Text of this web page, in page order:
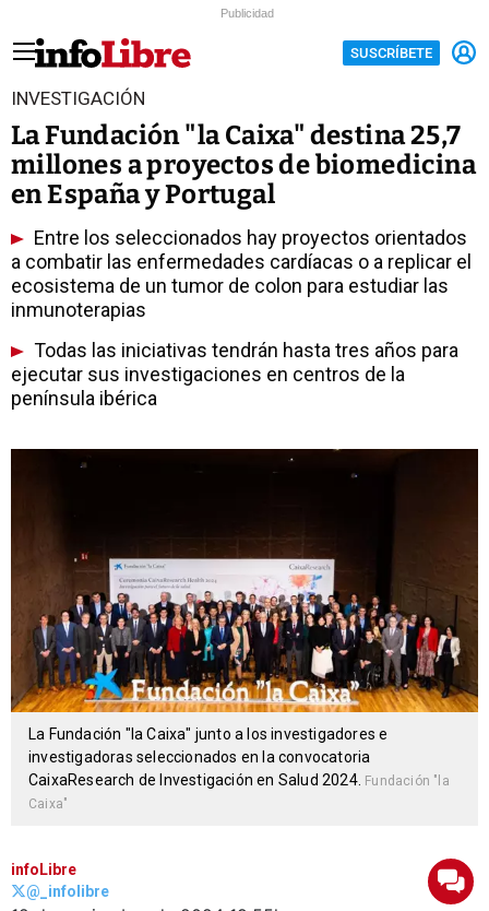
Publicidad
SUSCRÍBETE
INVESTIGACIÓN
La Fundación "la Caixa" destina 25,7
millones a proyectos de biomedicina
en España y Portugal
Entre los seleccionados hay proyectos orientados
a combatir las enfermedades cardíacas o a replicar el
ecosistema de un tumor de colon para estudiar las
inmunoterapias
Todas las iniciativas tendrán hasta tres años para
ejecutar sus investigaciones en centros de la
península ibérica
La Fundación "la Caixa" junto a los investigadores e
investigadoras seleccionados en la convocatoria
CaixaResearch de Investigación en Salud 2024. Fundación "la
Caixa"
infoLibre
@_infolibre